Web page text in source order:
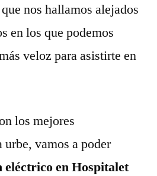
nos hallamos alejados
en los que podemos
veloz para asistirte en
los mejores
vamos a poder
eléctrico en Hospitalet